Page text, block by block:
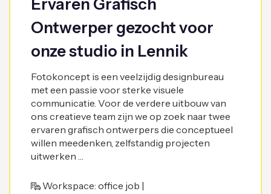
Ervaren Grafisch
Ontwerper gezocht voor
onze studio in Lennik
Fotokoncept is een veelzijdig designbureau
met een passie voor sterke visuele
communicatie. Voor de verdere uitbouw van
ons creatieve team zijn we op zoek naar twee
ervaren grafisch ontwerpers die conceptueel
willen meedenken, zelfstandig projecten
uitwerken …
Workspace: office job |